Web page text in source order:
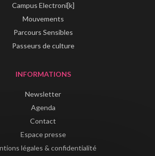
Campus Electroni[k]
Mouvements
Parcours Sensibles
Passeurs de culture
INFORMATIONS
Newsletter
Agenda
Contact
Espace presse
légales & confidentialité